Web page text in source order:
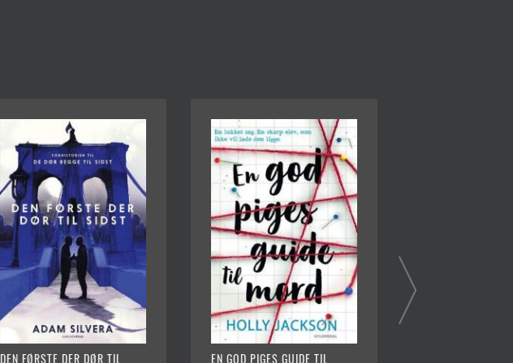
DEN FØRSTE DER DØR TIL EN GOD PIGES GUIDE TIL